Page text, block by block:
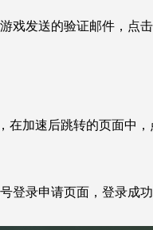
戏发送的验证邮件，点
加速后跳转的页面中，
登录申请页面， 登录成